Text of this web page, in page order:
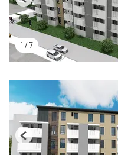
1 / 7
Previous
Previous